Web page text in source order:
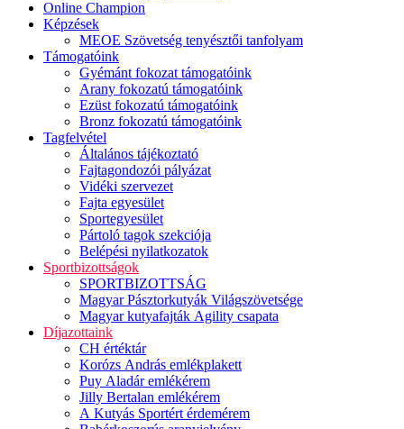
Online Champion
Képzések
MEOE Szövetség tenyésztői tanfolyam
Támogatóink
Gyémánt fokozat támogatóink
Arany fokozatú támogatóink
Ezüst fokozatú támogatóink
Bronz fokozatú támogatóink
Tagfelvétel
Általános tájékoztató
Fajtagondozói pályázat
Vidéki szervezet
Fajta egyesület
Sportegyesület
Pártoló tagok szekciója
Belépési nyilatkozatok
Sportbizottságok
SPORTBIZOTTSÁG
Magyar Pásztorkutyák Világszövetsége
Magyar kutyafajták Agility csapata
Díjazottaink
CH értéktár
Korózs András emlékplakett
Puy Aladár emlékérem
Jilly Bertalan emlékérem
A Kutyás Sportért érdemérem